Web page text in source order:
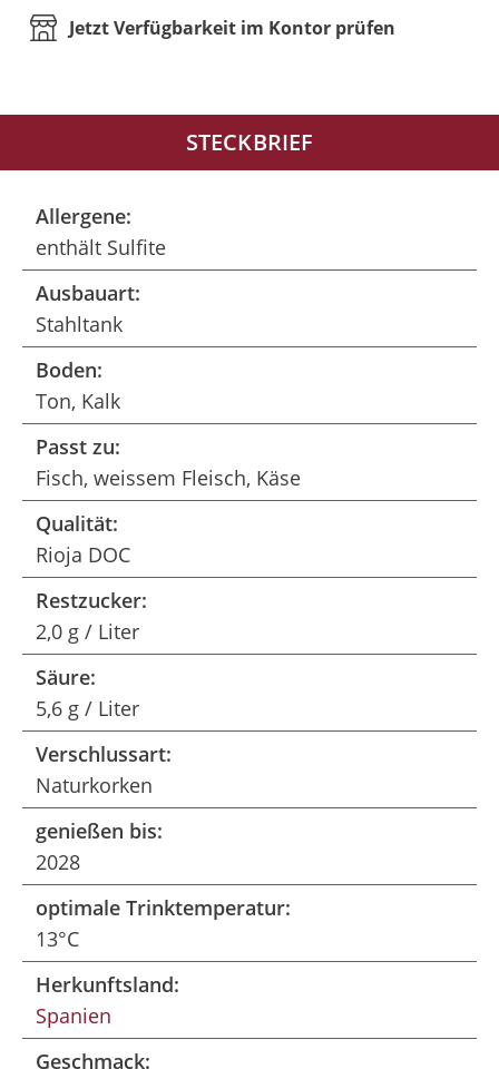
Jetzt Verfügbarkeit im Kontor prüfen
STECKBRIEF
Allergene:
enthält Sulfite
Ausbauart:
Stahltank
Boden:
Ton, Kalk
Passt zu:
Fisch, weissem Fleisch, Käse
Qualität:
Rioja DOC
Restzucker:
2,0 g / Liter
Säure:
5,6 g / Liter
Verschlussart:
Naturkorken
genießen bis:
2028
optimale Trinktemperatur:
13°C
Herkunftsland:
Spanien
Geschmack: